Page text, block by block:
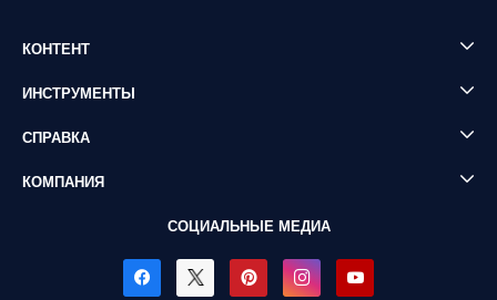
КОНТЕНТ
ИНСТРУМЕНТЫ
СПРАВКА
КОМПАНИЯ
СОЦИАЛЬНЫЕ МЕДИА